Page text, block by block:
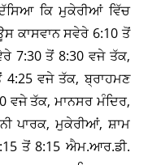
ਕਿ ਮੁਕੇਰੀਆਂ ਵਿੱਚ
ਕਾਸਵਾਨ ਸਵੇਰੇ 6:10 ਤੋਂ
7:30 ਤੋਂ 8:30 ਵਜੇ ਤੱਕ,
ਵਜੇ ਤੱਕ, ਬ੍ਰਾਹਮਣ
ਵਜੇ ਤੱਕ, ਮਾਨਸਰ ਮੰਦਿਰ,
ਪਾਰਕ, ਮੁਕੇਰੀਆਂ, ਸ਼ਾਮ
ਤੋਂ 8:15 ਐਮ.ਆਰ.ਡੀ.